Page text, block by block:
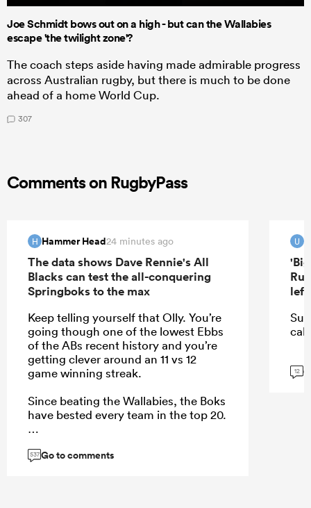
Joe Schmidt bows out on a high - but can the Wallabies
escape 'the twilight zone'?
The coach steps aside having made admirable progress
across Australian rugby, but there is much to be done
ahead of a home World Cup.
307
Comments on RugbyPass
H Hammer Head24 minutes ago
The data shows Dave Rennie's All
Blacks can test the all-conquering
Springboks to the max
Keep telling yourself that Olly. You’re
going though one of the lowest Ebbs
of the ABs recent history and you’re
getting clever around an 11 vs 12
game winning streak.
Since beating the Wallabies, the Boks
have bested every team in the top 20.
537Go to comments
U
left
12